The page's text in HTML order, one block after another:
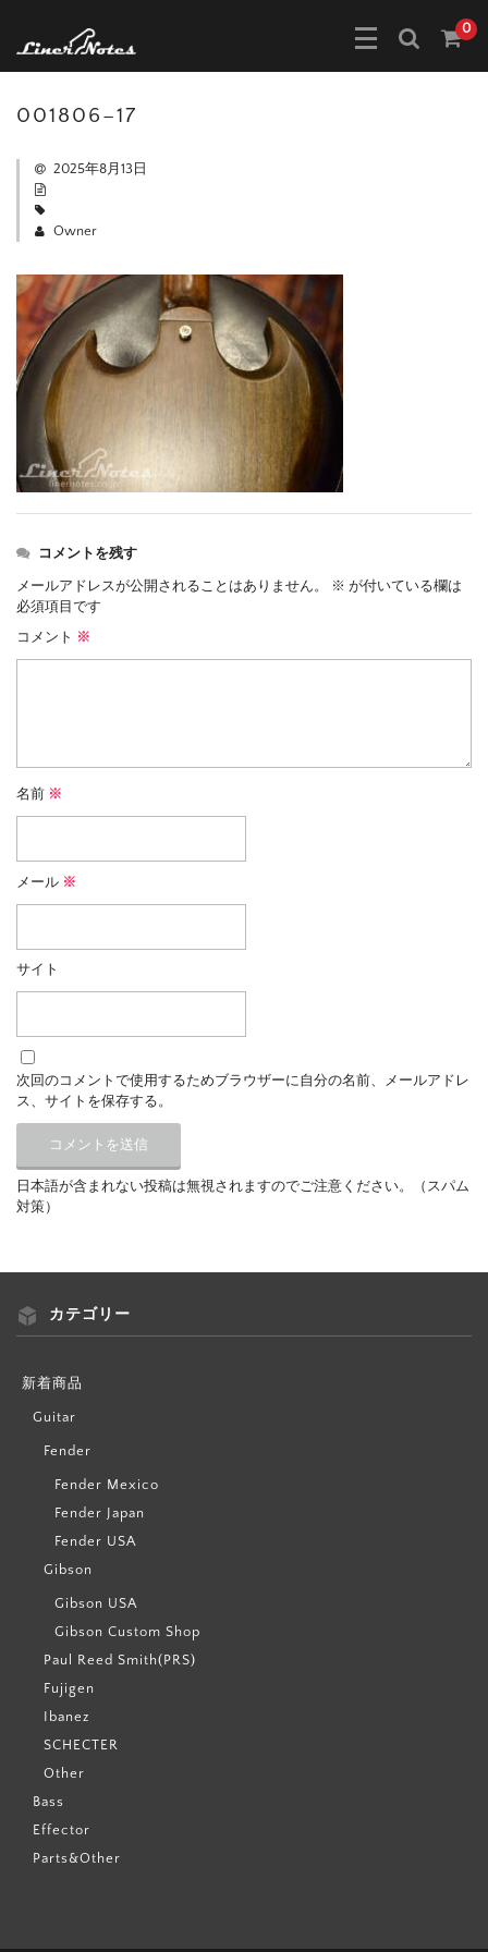
0
001806–17
2025年8月13日
Owner
コメントを残す
メールアドレスが公開されることはありません。 ※ が付いている欄は
必須項目です
コメント ※
名前 ※
メール ※
サイト
次回のコメントで使用するためブラウザーに自分の名前、メールアドレ
ス、サイトを保存する。
日本語が含まれない投稿は無視されますのでご注意ください。（スパム
対策）
カテゴリー
新着商品
Guitar
Fender
Fender Mexico
Fender Japan
Fender USA
Gibson
Gibson USA
Gibson Custom Shop
Paul Reed Smith(PRS)
Fujigen
Ibanez
SCHECTER
Other
Bass
Effector
Parts&Other